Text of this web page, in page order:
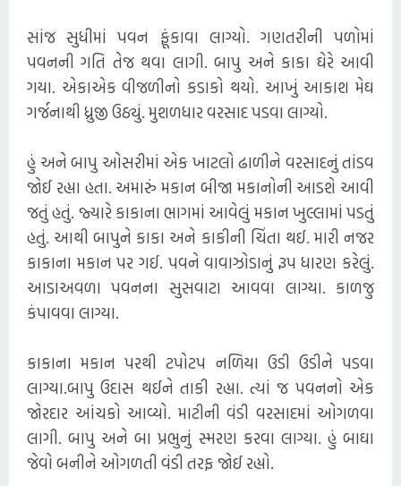
સાંજ સુધીમાં પવન ફૂંકાવા લાગ્યો. ગણતરીની પળોમાં
પવનની ગતિ તેજ થવા લાગી. બાપુ અને કાકા ઘેરે આવી
ગયા. એકાએક વીજળીનો કડાકો થયો. આખું આકાશ મેઘ
ગર્જનાથી ધ્રુજી ઉઠ્યું. મુશળધાર વરસાદ પડવા લાગ્યો.
હું અને બાપુ ઓસરીમાં એક ખાટલો ઢાળીને વરસાદનું તાંડવ
જોઈ રહ્યા હતા. અમારું મકાન બીજા મકાનોની આડશે આવી
જતું હતું. જ્યારે કાકાના ભાગમાં આવેલું મકાન ખુલ્લામાં પડતું
હતું. આથી બાપુને કાકા અને કાકીની ચિંતા થઈ. મારી નજર
કાકાના મકાન પર ગઈ. પવને વાવાઝોડાનું રૂપ ધારણ કરેલું.
આડાઅવળા પવનના સુસવાટા આવવા લાગ્યા. કાળજુ
કંપાવવા લાગ્યા.
કાકાના મકાન પરથી ટપોટપ નળિયા ઉડી ઉડીને પડવા
લાગ્યા.બાપુ ઉદાસ થઈને તાકી રહ્યા. ત્યાં જ પવનનો એક
જોરદાર આંચકો આવ્યો. માટીની વંડી વરસાદમાં ઓગળવા
લાગી. બાપુ અને બા પ્રભુનું સ્મરણ કરવા લાગ્યા. હું બાઘા
જેવો બનીને ઓગળતી વંડી તરફ જોઈ રહ્યો.